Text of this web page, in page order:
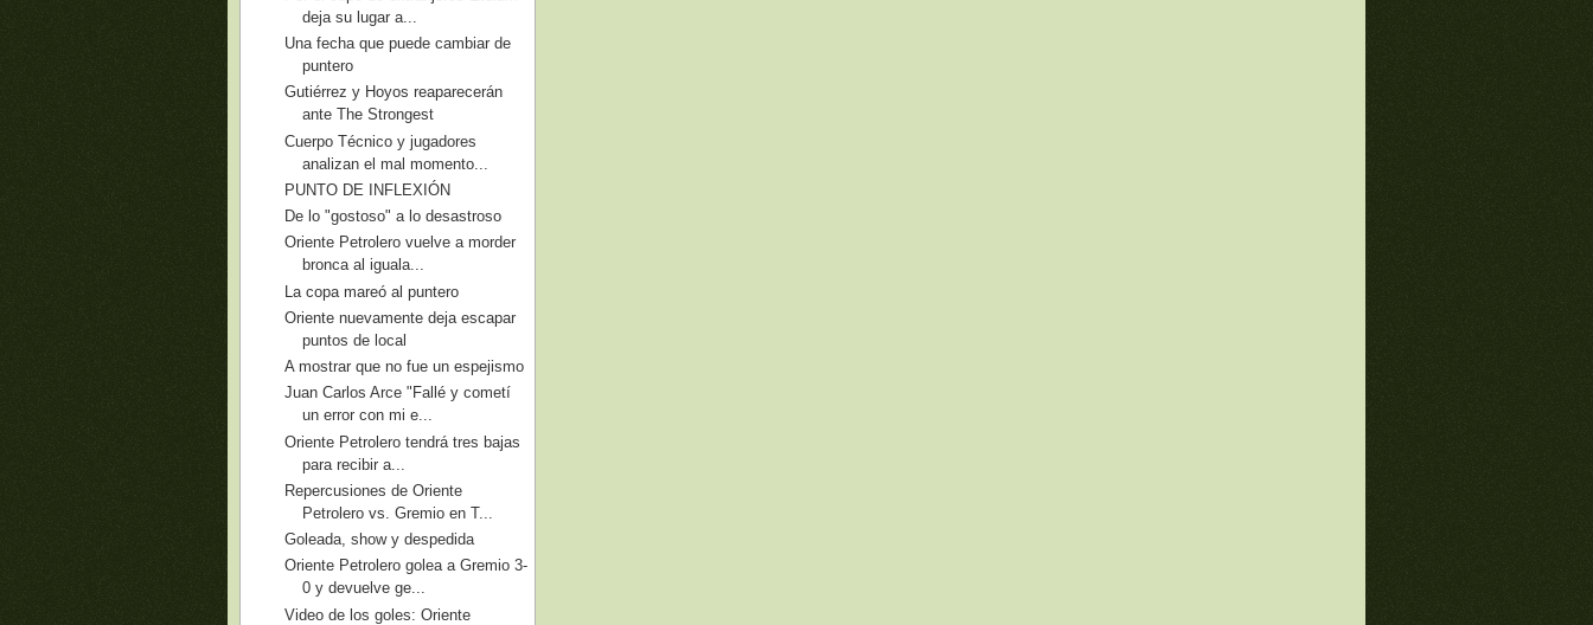
deja su lugar a...
Una fecha que puede cambiar de
puntero
Gutiérrez y Hoyos reaparecerán
ante The Strongest
Cuerpo Técnico y jugadores
analizan el mal momento...
PUNTO DE INFLEXIÓN
De lo "gostoso" a lo desastroso
Oriente Petrolero vuelve a morder
bronca al iguala...
La copa mareó al puntero
Oriente nuevamente deja escapar
puntos de local
A mostrar que no fue un espejismo
Juan Carlos Arce "Fallé y cometí
un error con mi e...
Oriente Petrolero tendrá tres bajas
para recibir a...
Repercusiones de Oriente
Petrolero vs. Gremio en T...
Goleada, show y despedida
Oriente Petrolero golea a Gremio 3-
0 y devuelve ge...
Video de los goles: Oriente